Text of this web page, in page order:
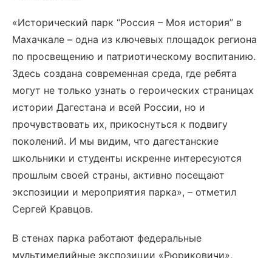
«Исторический парк “Россия – Моя история” в
Махачкале – одна из ключевых площадок региона
по просвещению и патриотическому воспитанию.
Здесь создана современная среда, где ребята
могут не только узнать о героических страницах
истории Дагестана и всей России, но и
прочувствовать их, прикоснуться к подвигу
поколений. И мы видим, что дагестанские
школьники и студенты искренне интересуются
прошлым своей страны, активно посещают
экспозиции и мероприятия парка», – отметил
Сергей Кравцов.
В стенах парка работают федеральные
мультимедийные экспозиции «Рюриковичи»,